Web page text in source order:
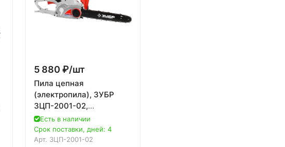
5 880 ₽/шт
Пила цепная
(электропила), ЗУБР
ЗЦП-2001-02,
поперечный двиг-ль,
защита руки (тормоз
цепи), масляный
Есть в наличии
Срок поставки, дней: 4
Арт. ЗЦП-2001-02